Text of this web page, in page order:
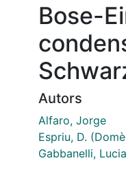
Bose-
Autors
Alfaro, Jorge
Espriu, D.
Gabbanelli,